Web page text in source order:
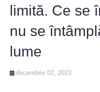
limită. Ce se
nu se
lume
decembrie 02, 2023